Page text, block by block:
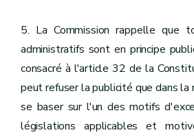
5. La Commission rappelle que
administratifs sont en principe
consacré à l'article 32 de la
peut refuser la publicité que dans
se baser sur l'un des motifs
législations applicables et